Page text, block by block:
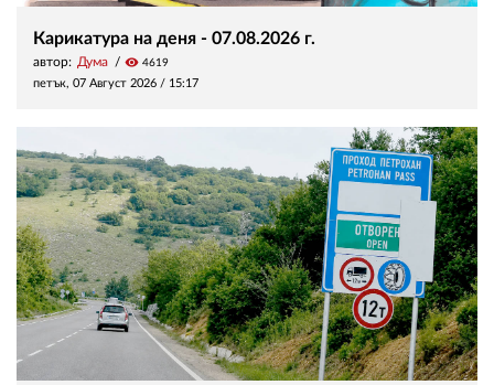
Карикатура на деня - 07.08.2026 г.
автор: Дума visibility 4619
петък, 07 Август 2026 / 15:17